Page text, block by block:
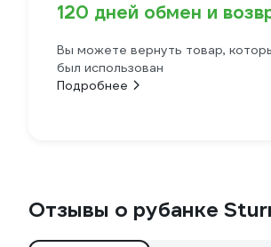
120 дней обмен и
Вы можете вернуть товар,
был использован
Подробнее
Отзывы о рубанке